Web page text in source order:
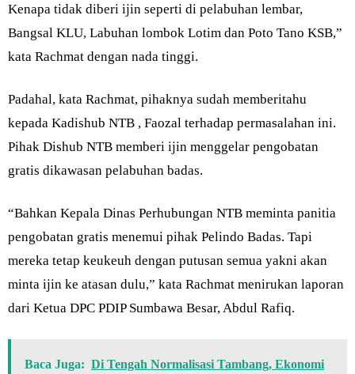
Kenapa tidak diberi ijin seperti di pelabuhan lembar,
Bangsal KLU, Labuhan lombok Lotim dan Poto Tano KSB,”
kata Rachmat dengan nada tinggi.
Padahal, kata Rachmat, pihaknya sudah memberitahu
kepada Kadishub NTB , Faozal terhadap permasalahan ini.
Pihak Dishub NTB memberi ijin menggelar pengobatan
gratis dikawasan pelabuhan badas.
“Bahkan Kepala Dinas Perhubungan NTB meminta panitia
pengobatan gratis menemui pihak Pelindo Badas. Tapi
mereka tetap keukeuh dengan putusan semua yakni akan
minta ijin ke atasan dulu,” kata Rachmat menirukan laporan
dari Ketua DPC PDIP Sumbawa Besar, Abdul Rafiq.
Baca Juga: Di Tengah Normalisasi Tambang, Ekonomi